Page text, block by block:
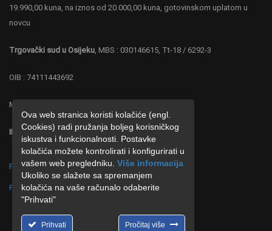
19.990,00 kuna, na iznos od 20.000,00 kuna, gotovinskom uplatom u
novcu
Trgovački sud u Osijeku, MBS : 030146615, Tt-18 / 6292-3
OIB : 74111443692
MB : 4219287
IBAN : HR 0323600001102677886 ZABA
Politika o postupanju s kolačićima (cookies)
Politika o zaštiti privatnosti
Ova web stranica koristi kolačiće (engl.
Cookies) radi pružanja boljeg korisničkog
iskustva i funkcionalnosti. Postavke
kolačića možete kontrolirati i konfigurirati u
vašem web pregledniku. Više informacija
Ukoliko se slažete sa spremanjem
kolačića na vaše računalo odaberite
"Prihvati"
Prihvati Pročitaj više